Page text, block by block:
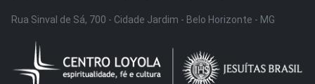
Rua Sinval de Sá, 700 - Cidade Jardim - Belo Horizonte - MG